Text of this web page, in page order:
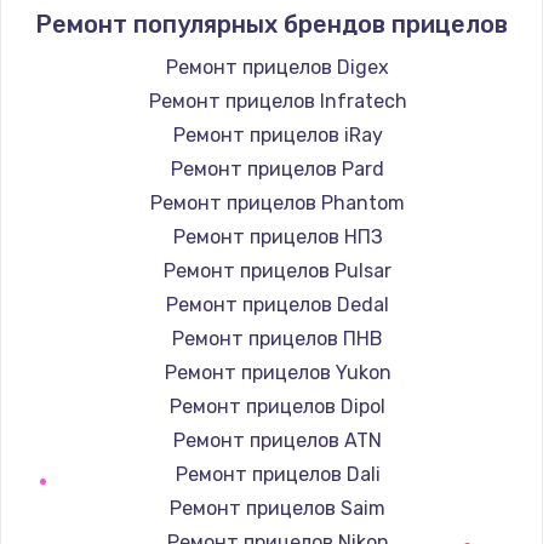
Заказать
Замена / ремонт электронного модуля
управления
600 руб.
Заказать
Замена конфорки
Заказать
Замена платы сенсора
Заказать
Замена регулятора режимов конфорки
Ремонт популярных брендов прицелов
Ремонт прицелов Digex
Ремонт прицелов Infratech
Ремонт прицелов iRay
Ремонт прицелов Pard
Ремонт прицелов Phantom
Ремонт прицелов НПЗ
Ремонт прицелов Pulsar
Ремонт прицелов Dedal
Ремонт прицелов ПНВ
Ремонт прицелов Yukon
Ремонт прицелов Dipol
Ремонт прицелов ATN
Ремонт прицелов Dali
Ремонт прицелов Saim